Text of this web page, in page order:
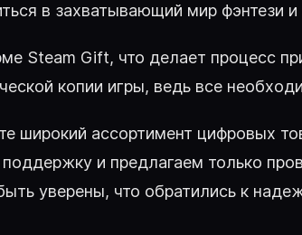
в захватывающий мир фэнтези
Steam Gift, что делает процесс
копии игры, ведь все
широкий ассортимент цифровых
и предлагаем только
уверены, что обратились к